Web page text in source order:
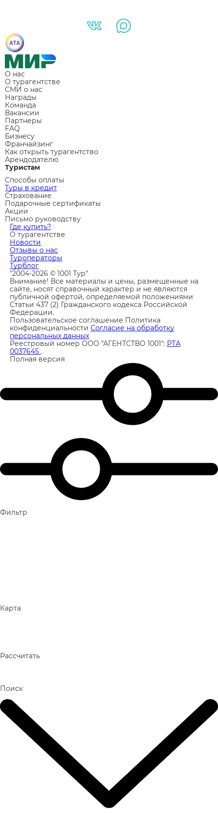
О нас
О турагентстве
СМИ о нас
Награды
Команда
Вакансии
Партнеры
FAQ
Бизнесу
Франчайзинг
Как открыть турагентство
Арендодателю
Туристам
Способы оплаты
Туры в кредит
Страхование
Подарочные сертификаты
Акции
Письмо руководству
Где купить?
О турагентстве
Новости
Отзывы о нас
Туроператоры
Турблог
"2004-2026 © 1001 Тур"
Внимание! Все материалы и цены, размещенные на
сайте, носят справочный характер и не являются
публичной офертой, определяемой положениями
Статьи 437 (2) Гражданского кодекса Российской
Федерации.
Пользовательское соглашение Политика
конфиденциальности Согласие на обработку
персональных данных
Реестровый номер ООО "АГЕНТСТВО 1001": РТА
0037645 .
Полная версия
Фильтр
Карта
Рассчитать
Поиск